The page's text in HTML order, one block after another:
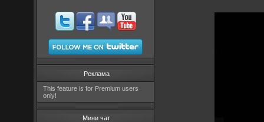
Реклама
This feature is for Premium users
only!
Мини чат